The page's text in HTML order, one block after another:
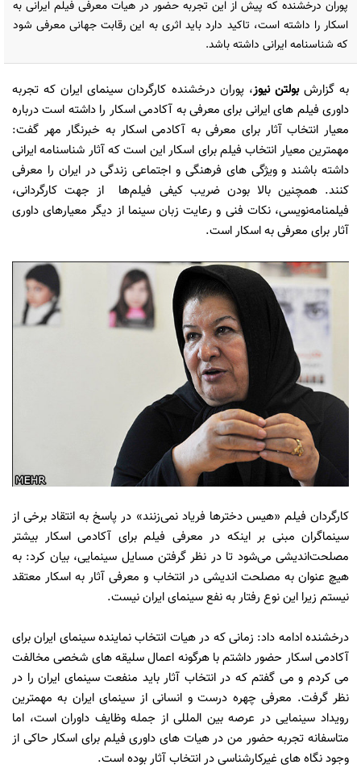
پوران درخشنده که پیش از این تجربه حضور در هیات معرفی فیلم ایرانی به
اسکار را داشته است، تاکید دارد باید اثری به این رقابت جهانی معرفی شود
که شناسنامه ایرانی داشته باشد.
به گزارشبولتن نیوز، پوران درخشنده کارگردان سینمای ایران که تجربه
داوری فیلم های ایرانی برای معرفی به آکادمی اسکار را داشته است درباره
معیار انتخاب آثار برای معرفی به آکادمی اسکار به خبرنگار مهر گفت:
مهمترین معیار انتخاب فیلم برای اسکار این است که آثار شناسنامه ایرانی
داشته باشند و ویژگی های فرهنگی و اجتماعی زندگی در ایران را معرفی
کنند. همچنین بالا بودن ضریب کیفی فیلم‌ها از جهت کارگردانی،
فیلمنامه‌نویسی، نکات فنی و رعایت زبان سینما از دیگر معیارهای داوری
آثار برای معرفی به اسکار است.
کارگردان فیلم «هیس دخترها فریاد نمی‌زنند» در پاسخ به انتقاد برخی از
سینماگران مبنی بر اینکه در معرفی فیلم برای آکادمی اسکار بیشتر
مصلحت‌اندیشی می‌شود تا در نظر گرفتن مسایل سینمایی، بیان کرد: به
هیچ عنوان به مصلحت اندیشی در انتخاب و معرفی آثار به اسکار معتقد
نیستم زیرا این نوع رفتار به نفع سینمای ایران نیست.
درخشنده ادامه داد: زمانی که در هیات انتخاب نماینده سینمای ایران برای
آکادمی اسکار حضور داشتم با هرگونه اعمال سلیقه های شخصی مخالفت
می کردم و می گفتم که در انتخاب آثار باید منفعت سینمای ایران را در
نظر گرفت. معرفی چهره درست و انسانی از سینمای ایران به مهمترین
رویداد سینمایی در عرصه بین المللی از جمله وظایف داوران است، اما
متاسفانه تجربه حضور من در هیات های داوری فیلم برای اسکار حاکی از
وجود نگاه های غیرکارشناسی در انتخاب آثار بوده است.